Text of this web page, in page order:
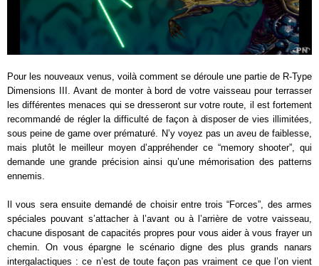
Pour les nouveaux venus, voilà comment se déroule une partie de R-Type
Dimensions III. Avant de monter à bord de votre vaisseau pour terrasser
les différentes menaces qui se dresseront sur votre route, il est fortement
recommandé de régler la difficulté de façon à disposer de vies illimitées,
sous peine de game over prématuré. N’y voyez pas un aveu de faiblesse,
mais plutôt le meilleur moyen d’appréhender ce “memory shooter”, qui
demande une grande précision ainsi qu’une mémorisation des patterns
ennemis.
Il vous sera ensuite demandé de choisir entre trois “Forces”, des armes
spéciales pouvant s’attacher à l’avant ou à l’arrière de votre vaisseau,
chacune disposant de capacités propres pour vous aider à vous frayer un
chemin. On vous épargne le scénario digne des plus grands nanars
intergalactiques : ce n’est de toute façon pas vraiment ce que l’on vient